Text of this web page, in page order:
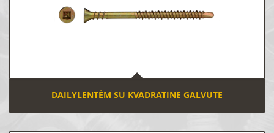
DAILYLENTĖM SU KVADRATINE GALVUTE